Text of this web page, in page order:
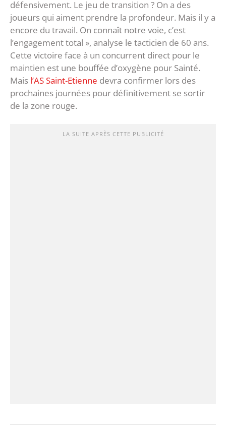
défensivement. Le jeu de transition ? On a des
joueurs qui aiment prendre la profondeur. Mais il y a
encore du travail. On connaît notre voie, c’est
l’engagement total », analyse le tacticien de 60 ans.
Cette victoire face à un concurrent direct pour le
maintien est une bouffée d’oxygène pour Sainté.
Mais l’AS Saint-Etienne devra confirmer lors des
prochaines journées pour définitivement se sortir
de la zone rouge.
LA SUITE APRÈS CETTE PUBLICITÉ